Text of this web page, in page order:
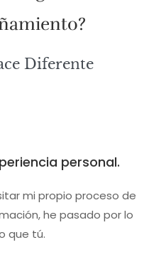
Diferente
personal.
mi propio proceso de
he pasado por lo
que tú.